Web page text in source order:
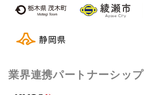
業界連携パートナーシップ